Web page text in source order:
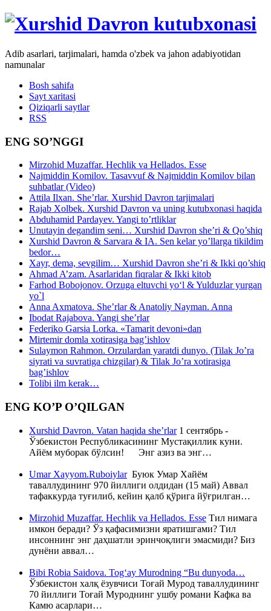
Adib asarlari, tarjimalari, hamda o'zbek va jahon adabiyotidan
namunalar
Bosh sahifa
Sayt xaritasi
Qiziqarli saytlar
RSS
ENG SO’NGGI
Mirzohid Muzaffar. Hechlik va Hellados. Esse
Najmiddin Komilov. Tasavvuf & Najmiddin Komilov bilan
suhbatlar (Video)
Attila Ilxan. She’rlar. Xurshid Davron tarjimalari
Rajab Xolbek. Xurshid Davron va uning kutubxonasi haqida
Abduhamid Pardayev. Yangi to’rtliklar
Unutayin degandim seni… Xurshid Davron she’ri & Qo’shiq
Xurshid Davron & Sarvara & IA. Sen kelar yo’llarga tikildim
bedor…
Xayr, dema, sevgilim… Xurshid Davron she’ri & Ikki qo’shiq
Ahmad A’zam. Asarlaridan fiqralar & Ikki kitob
Farhod Bobojonov. Orzuga eltuvchi yo‘l & Yulduzlar yurgan
yo`l
Anna Axmatova. She’rlar & Anatoliy Nayman. Anna
Ibodat Rajabova. Yangi she’rlar
Federiko Garsia Lorka. «Tamarit devoni»dan
Mirtemir domla xotirasiga bag’ishlov
Sulaymon Rahmon. Orzulardan yaratdi dunyo. (Tilak Jo’ra
siyrati va suvratiga chizgilar) & Tilak Jo’ra xotirasiga
bag’ishlov
Tolibi ilm kerak…
ENG KO’P O’QILGAN
Xurshid Davron. Vatan haqida she’rlar1 сентябрь -
Ўзбекистон Республикасининг Мустақиллик куни.
Айём муборак бўлсин! Энг азиз ва энг…
Umar Xayyom.RuboiylarБуюк Умар Хайём
таваллудининг 970 йиллиги олдидан (15 май) Аввал
тафаккурда туғилиб, кейин қалб қўрига йўғрилган…
Mirzohid Muzaffar. Hechlik va Hellados. Esse Тил нимага
имкон беради? Ўз қафасимизни яратишгами? Тил
инсоннинг энг даҳшатли эринчоқлиги эмасмиди? Биз
дунёни аввал…
Bibi Robia Saidova. Tog‘ay Murodning “Bu dunyoda…
Ўзбекистон халқ ёзувчиси Тоғай Мурод таваллудининг
70 йиллиги Тоғай Муроднинг ушбу романи Кафка ва
Камю асарлари…